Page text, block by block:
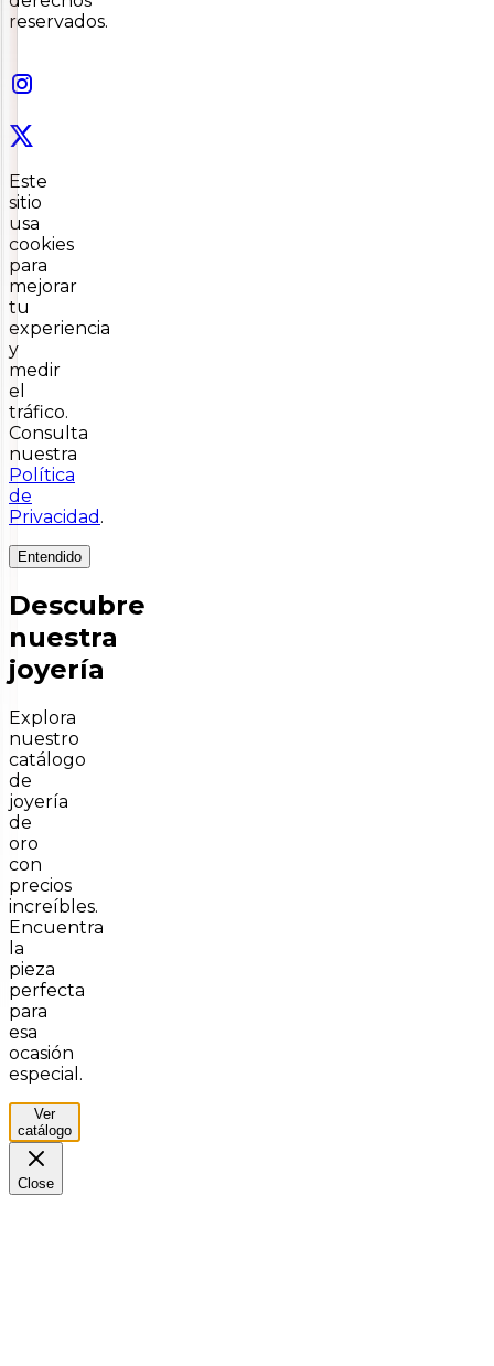
reservados.
Este
sitio
usa
cookies
para
mejorar
tu
experiencia
y
medir
el
tráfico.
Consulta
nuestra
Política
de
Privacidad .
Entendido
Descubre
nuestra
joyería
Explora
nuestro
catálogo
de
joyería
de
oro
con
precios
increíbles.
Encuentra
la
pieza
perfecta
para
esa
ocasión
especial.
Ver
catálogo
Close